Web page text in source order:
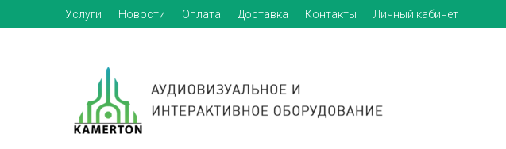
Услуги Новости Оплата Доставка Контакты Личный кабинет